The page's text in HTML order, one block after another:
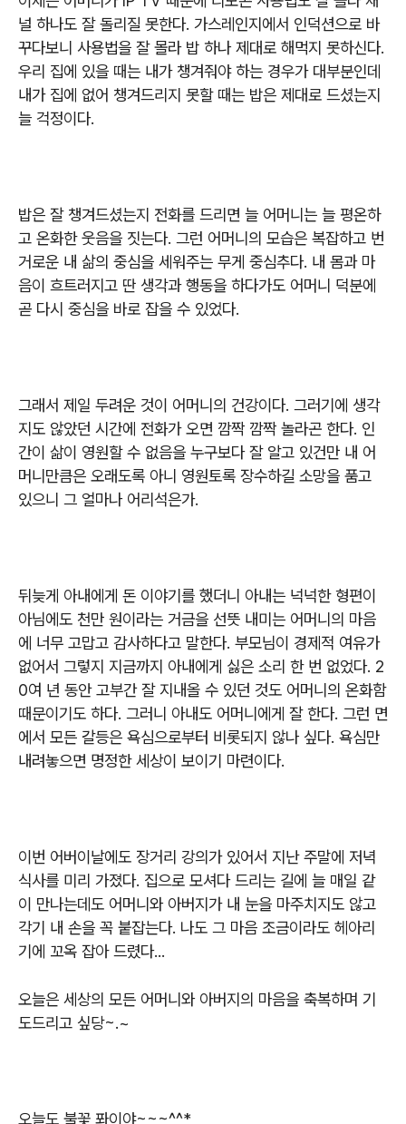
널 하나도 잘 돌리질 못한다. 가스레인지에서 인덕션으로 바
꾸다보니 사용법을 잘 몰라 밥 하나 제대로 해먹지 못하신다.
우리 집에 있을 때는 내가 챙겨줘야 하는 경우가 대부분인데
내가 집에 없어 챙겨드리지 못할 때는 밥은 제대로 드셨는지
늘 걱정이다.
밥은 잘 챙겨드셨는지 전화를 드리면 늘 어머니는 늘 평온하
고 온화한 웃음을 짓는다. 그런 어머니의 모습은 복잡하고 번
거로운 내 삶의 중심을 세워주는 무게 중심추다. 내 몸과 마
음이 흐트러지고 딴 생각과 행동을 하다가도 어머니 덕분에
곧 다시 중심을 바로 잡을 수 있었다.
그래서 제일 두려운 것이 어머니의 건강이다. 그러기에 생각
지도 않았던 시간에 전화가 오면 깜짝 깜짝 놀라곤 한다. 인
간이 삶이 영원할 수 없음을 누구보다 잘 알고 있건만 내 어
머니만큼은 오래도록 아니 영원토록 장수하길 소망을 품고
있으니 그 얼마나 어리석은가.
뒤늦게 아내에게 돈 이야기를 했더니 아내는 넉넉한 형편이
아님에도 천만 원이라는 거금을 선뜻 내미는 어머니의 마음
에 너무 고맙고 감사하다고 말한다. 부모님이 경제적 여유가
없어서 그렇지 지금까지 아내에게 싫은 소리 한 번 없었다. 2
0여 년 동안 고부간 잘 지내올 수 있던 것도 어머니의 온화함
때문이기도 하다. 그러니 아내도 어머니에게 잘 한다. 그런 면
에서 모든 갈등은 욕심으로부터 비롯되지 않나 싶다. 욕심만
내려놓으면 명정한 세상이 보이기 마련이다.
이번 어버이날에도 장거리 강의가 있어서 지난 주말에 저녁
식사를 미리 가졌다. 집으로 모셔다 드리는 길에 늘 매일 같
이 만나는데도 어머니와 아버지가 내 눈을 마주치지도 않고
각기 내 손을 꼭 붙잡는다. 나도 그 마음 조금이라도 헤아리
기에 꼬옥 잡아 드렸다...
오늘은 세상의 모든 어머니와 아버지의 마음을 축복하며 기
도드리고 싶당~.~
오늘도 불꽃 퐈이야~~~^^*